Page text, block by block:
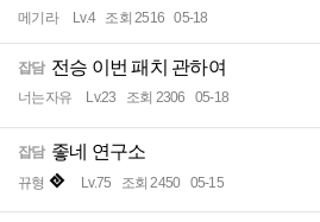
메기라 Lv.4 조회 2516 05-18
잡담 전승 이번 패치 관하여
너는자유 Lv.23 조회 2306 05-18
잡담 좋네 연구소
뀨형 Lv.75 조회 2450 05-15